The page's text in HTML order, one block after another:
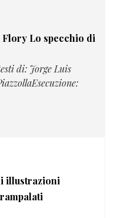
Lo specchio di
di: Jorge Luis
illustrazioni